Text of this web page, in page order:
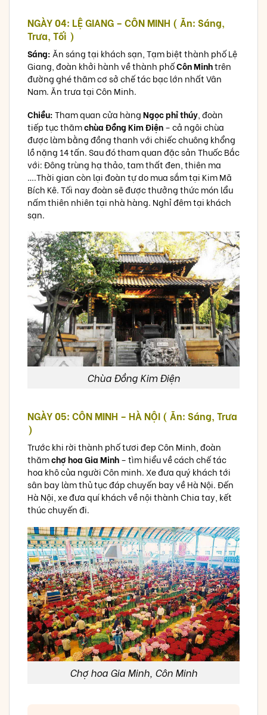
NGÀY 04: LỆ GIANG – CÔN MINH ( Ăn: Sáng,
Trưa, Tối )
Sáng: Ăn sáng tại khách sạn, Tạm biệt thành phố Lệ
Giang, đoàn khởi hành về thành phốCôn Minhtrên
đường ghé thăm cơ sở chế tác bạc lớn nhất Vân
Nam. Ăn trưa tại Côn Minh.
Chiều:Tham quan cửa hàngNgọc phỉ thúy, đoàn
tiếp tục thămchùa Đồng Kim Điện– cả ngôi chùa
được làm bằng đồng thanh với chiếc chuông khổng
lồ nặng 14 tấn. Sau đó tham quan đặc sản Thuốc Bắc
với: Đông trùng hạ thảo, tam thất đen, thiên ma
….Thời gian còn lại đoàn tự do mua sắm tại Kim Mã
Bích Kê. Tối nay đoàn sẽ được thưởng thức món lẩu
nấm thiên nhiên tại nhà hàng. Nghỉ đêm tại khách
sạn.
Chùa Đồng Kim Điện
NGÀY 05: CÔN MINH – HÀ NỘI ( Ăn: Sáng, Trưa
)
Trước khi rời thành phố tươi đep Côn Minh, đoàn
thămchợ hoa Gia Minh– tìm hiểu về cách chế tác
hoa khô của người Côn minh. Xe đưa quý khách tới
sân bay làm thủ tục đáp chuyến bay về Hà Nội. Đến
Hà Nội, xe đưa quí khách về nội thành Chia tay, kết
thúc chuyến đi.
Chợ hoa Gia Minh, Côn Minh